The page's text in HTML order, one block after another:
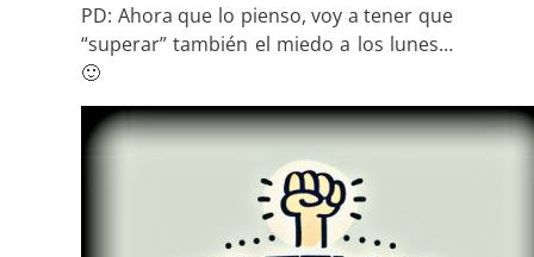
PD: Ahora que lo pienso, voy a tener que
“superar” también el miedo a los lunes…
🙂